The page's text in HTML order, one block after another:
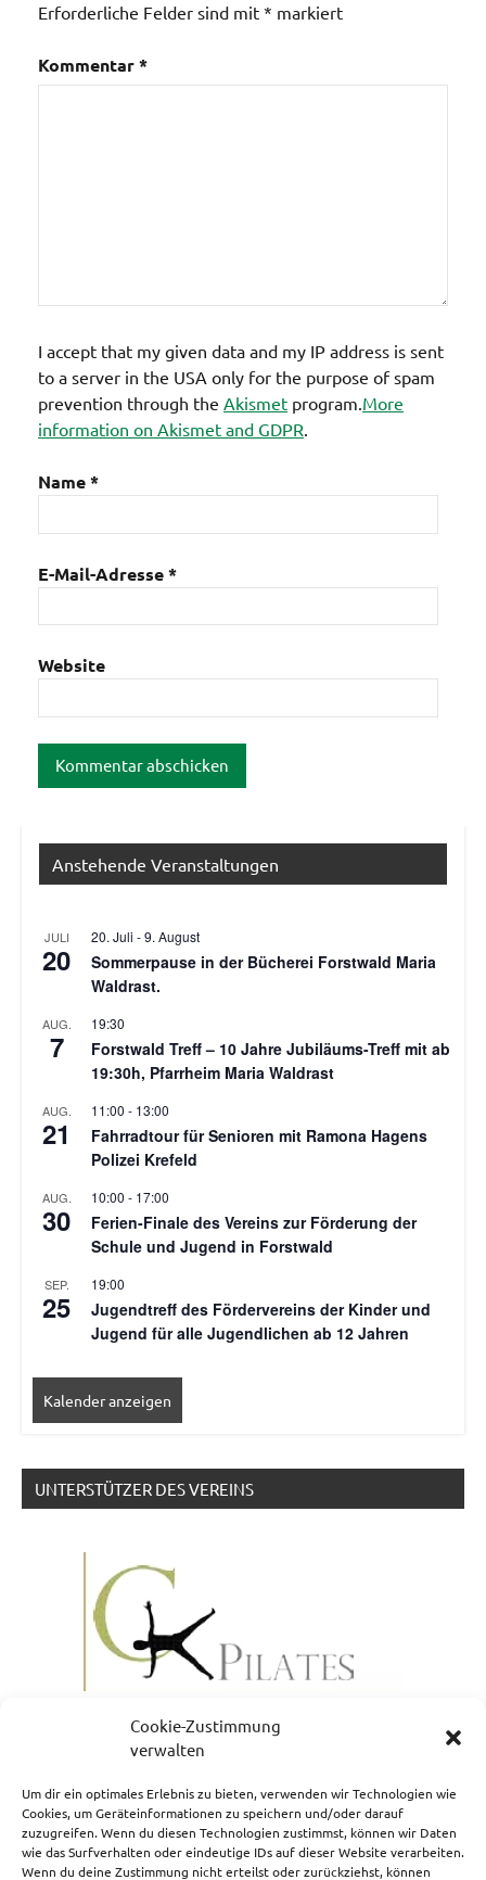
Cookie-Zustimmung
verwalten
Um dir ein optimales Erlebnis zu bieten, verwenden wir Technologien wie
Cookies, um Geräteinformationen zu speichern und/oder darauf
zuzugreifen. Wenn du diesen Technologien zustimmst, können wir Daten
wie das Surfverhalten oder eindeutige IDs auf dieser Website verarbeiten.
Wenn du deine Zustimmung nicht erteilst oder zurückziehst, können
Erforderliche Felder sind mit * markiert
Kommentar*
I accept that my given data and my IP address is sent
to a server in the USA only for the purpose of spam
prevention through the Akismet program.More
information on Akismet and GDPR.
Name*
E-Mail-Adresse*
Website
Anstehende Veranstaltungen
JULI
20
20. Juli -9. August
Sommerpause in der Bücherei Forstwald Maria
Waldrast.
AUG.
7
19:30
Forstwald Treff – 10 Jahre Jubiläums-Treff mit ab
19:30h, Pfarrheim Maria Waldrast
AUG.
21
11:00 - 13:00
Fahrradtour für Senioren mit Ramona Hagens
Polizei Krefeld
AUG.
30
10:00 - 17:00
Ferien-Finale des Vereins zur Förderung der
Schule und Jugend in Forstwald
SEP.
25
19:00
Jugendtreff des Fördervereins der Kinder und
Jugend für alle Jugendlichen ab 12 Jahren
Kalender anzeigen
UNTERSTÜTZER DES VEREINS
NEWSLETTERANMELDUNG